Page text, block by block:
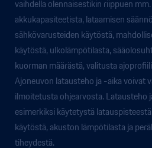
vaihdella olennaisestikin riippuen
akkukapasiteetista, lataamisen
sähkövarusteiden käytöstä,
käytöstä, ulkolämpötilasta,
kuorman määrästä, valitusta
Ajoneuvon latausteho ja -aika voivat
ilmoitetusta ohjearvosta. Latausteho
esimerkiksi käytetystä
käytöstä, akuston lämpötilasta ja
tiheydestä.